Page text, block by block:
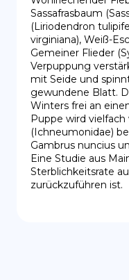
Sassafrasbaum
(Liriodendron
virginiana), Weiß-
Gemeiner Flieder
Verpuppung
mit Seide und
gewundene Blatt.
Winters frei an
Puppe wird
(Ichneumonidae)
Gambrus nuncius
Eine Studie aus
Sterblichkeitsrate
zurückzuführen ist.